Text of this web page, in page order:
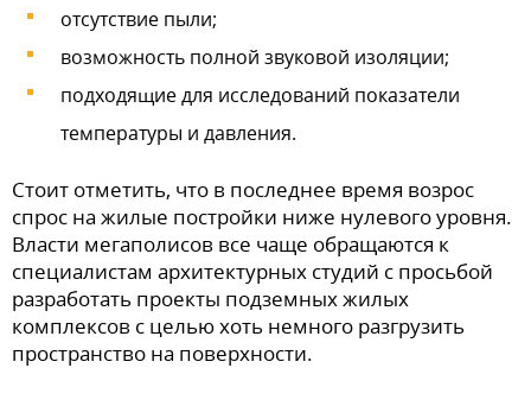
отсутствие пыли;
возможность полной звуковой изоляции;
подходящие для исследований показатели
температуры и давления.
Стоит отметить, что в последнее время возрос
спрос на жилые постройки ниже нулевого уровня.
Власти мегаполисов все чаще обращаются к
специалистам архитектурных студий с просьбой
разработать проекты подземных жилых
комплексов с целью хоть немного разгрузить
пространство на поверхности.